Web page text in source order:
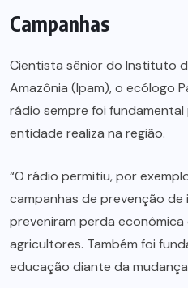
Campanhas
Cientista sênior do Instituto
Amazônia (Ipam), o ecólogo
rádio sempre foi
entidade realiza na região.
“O rádio permitiu, por
campanhas de prevenção de
preveniram perda
agricultores. Também foi
educação diante da mudança